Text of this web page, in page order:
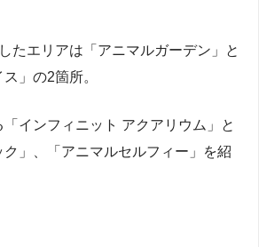
たエリアは「アニマルガーデン」と
」の2箇所。
インフィニット アクアリウム」と
ク」、「アニマルセルフィー」を紹